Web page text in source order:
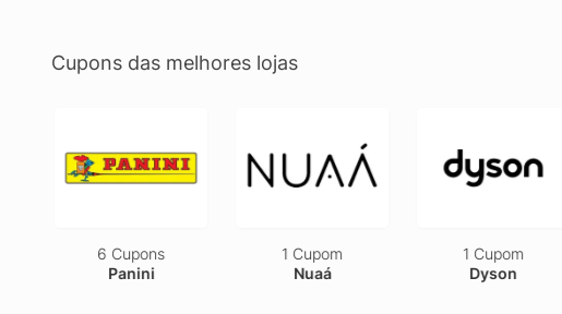
Cupons das melhores lojas
6 Cupons
Panini
1 Cupom
Nuaá
1 Cupom
Dyson